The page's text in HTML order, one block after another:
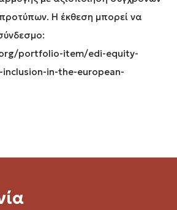
Η έκθεση μπορεί να
portfolio-item/edi-equity-
in-the-european-